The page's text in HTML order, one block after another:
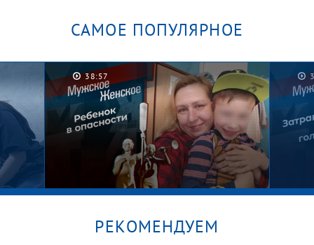
САМОЕ ПОПУЛЯРНОЕ
39:58
РЕКОМЕНДУЕМ